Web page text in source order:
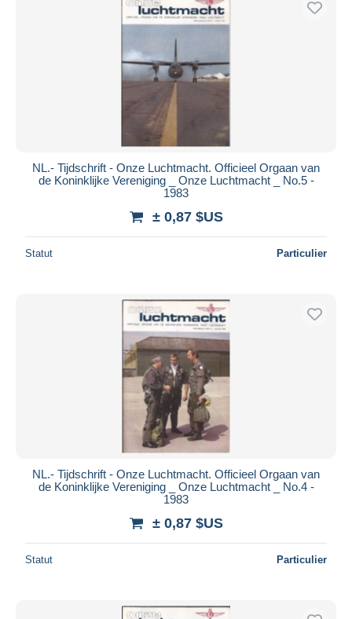
NL.- Tijdschrift - Onze Luchtmacht. Officieel Orgaan van
de Koninklijke Vereniging _ Onze Luchtmacht _ No.5 -
1983
± 0,87 $US
Statut Particulier
NL.- Tijdschrift - Onze Luchtmacht. Officieel Orgaan van
de Koninklijke Vereniging _ Onze Luchtmacht _ No.4 -
1983
± 0,87 $US
Statut Particulier